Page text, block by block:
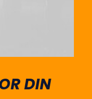
DIN